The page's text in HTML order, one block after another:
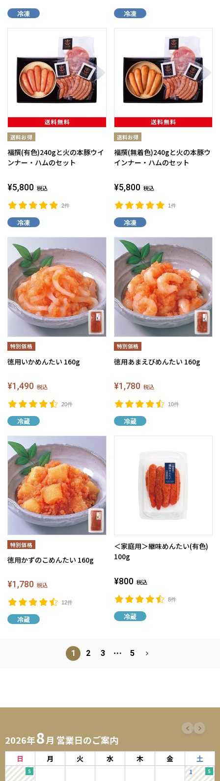
冷凍 冷凍
福撰(有色)240gと火の本豚ウイ
ンナー・ハムのセット
2件
¥5,800 税込
冷凍
福撰(無着色)240gと火の本豚ウ
インナー・ハムのセット
1件
¥5,800 税込
冷凍
徳用いかめんたい 160g
20件
¥1,490 税込
冷蔵
徳用あまえびめんたい 160g
10件
¥1,780 税込
冷蔵
徳用かずのこめんたい 160g
12件
¥1,780 税込
冷蔵
＜家庭用＞継味めんたい(有色)
100g
8件
¥800 税込
冷蔵
1 2 3 ⋯ 5
2026年8月 営業日のご案内
日 月 火 水 木 金 土
1